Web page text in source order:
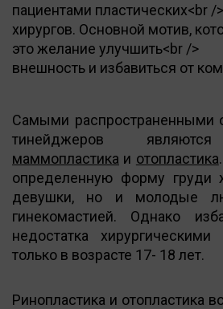
пациентами пластических<br />
хирургов. Основной мотив,
это желание улучшить<br />
внешность и избавиться от
Самыми распространенными
тинейджеров являются
маммопластика и отопластика
определенную форму груди
девушки, но и молодые
гинекомастией. Однако
недостатка
только в возрасте 17- 18 лет.
Ринопластика и отопластика